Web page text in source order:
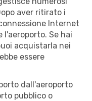
aver ritirato i
Internet
Se hai
acquistarla nei
essere
dall'aeroporto
pubblico o